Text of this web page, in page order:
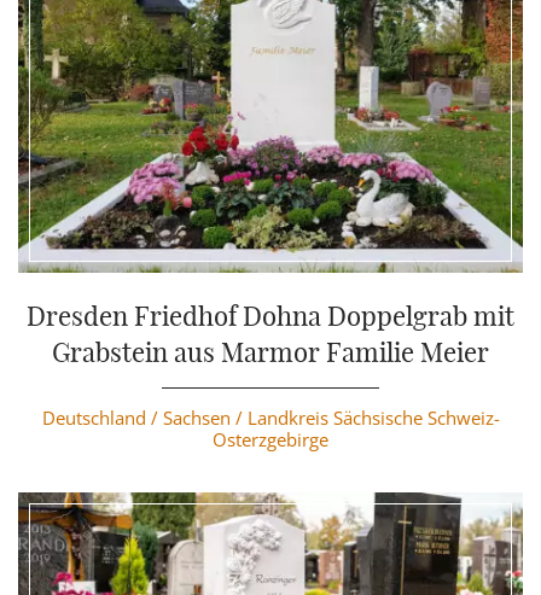
Weiterlesen
Dresden Friedhof Dohna Doppelgrab mit
Grabstein aus Marmor Familie Meier
Deutschland / Sachsen / Landkreis Sächsische Schweiz-
Osterzgebirge